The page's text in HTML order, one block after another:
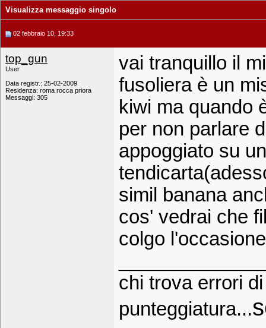
Visualizza messaggio singolo
02 febbraio 10, 19:33
top_gun
User
Data registr.: 25-02-2009
Residenza: roma rocca priora
Messaggi: 305
vai tranquillo il
fusoliera è un
kiwi ma quando
per non parlare
appoggiato su
simil banana
cos' vedrai che
colgo
chi trova errori
punteggiatura...